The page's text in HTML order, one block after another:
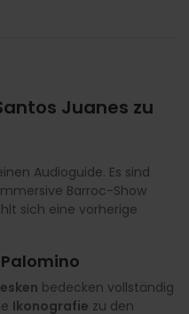
Juanes zu
Audioguide. Es sind
Barroc-Show
sich eine vorherige
bedecken vollständig
Ikonografie zu den